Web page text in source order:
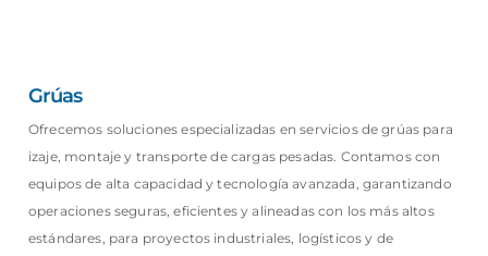
Grúas
Ofrecemos soluciones especializadas en servicios de grúas para
izaje, montaje y transporte de cargas pesadas. Contamos con
equipos de alta capacidad y tecnología avanzada, garantizando
operaciones seguras, eficientes y alineadas con los más altos
estándares, para proyectos industriales, logísticos y de